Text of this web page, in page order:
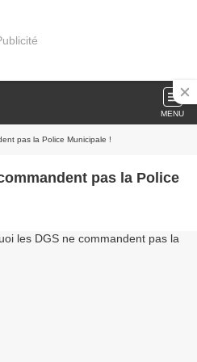
MENU
pas la Police Municipale !
pas la Police